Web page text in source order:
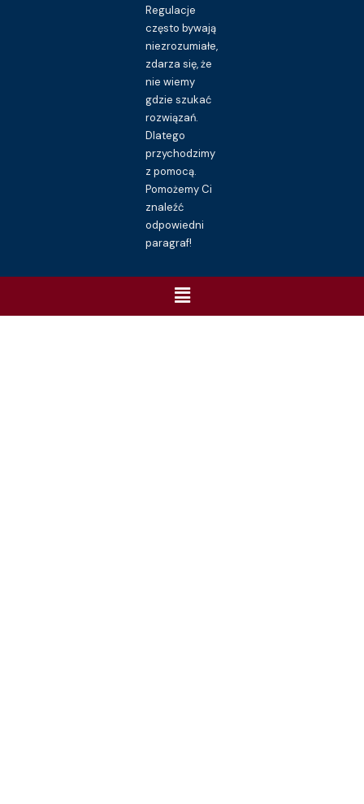
Regulacje
często bywają
niezrozumiałe,
zdarza się, że
nie wiemy
gdzie szukać
rozwiązań.
Dlatego
przychodzimy
z pomocą.
Pomożemy Ci
znaleźć
odpowiedni
paragraf!
Menu